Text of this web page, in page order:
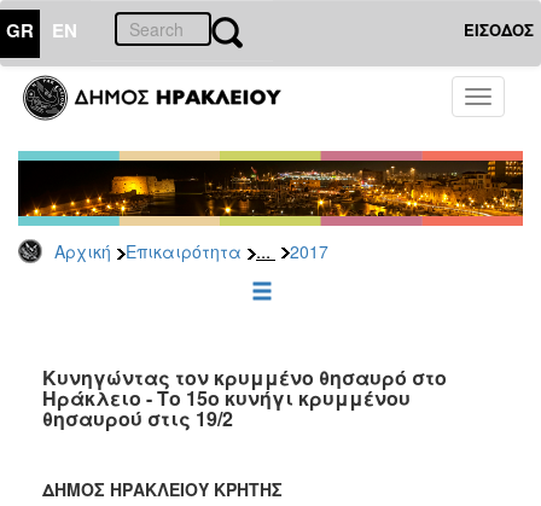
GR EN ΕΙΣΟΔΟΣ
Toggle
Αρχική Επικαιρότητα ... 2017
ΕΠΙΚΑΙΡΟΤΗΤΑ
Τύπου
Αρχείο
2026
2025
2022
2021
2019
Κυνηγώντας τον κρυμμένο θησαυρό στο
Ηράκλειο - Το 15ο κυνήγι κρυμμένου
θησαυρού στις 19/2
ΔΗΜΟΣ ΗΡΑΚΛΕΙΟΥ ΚΡΗΤΗΣ